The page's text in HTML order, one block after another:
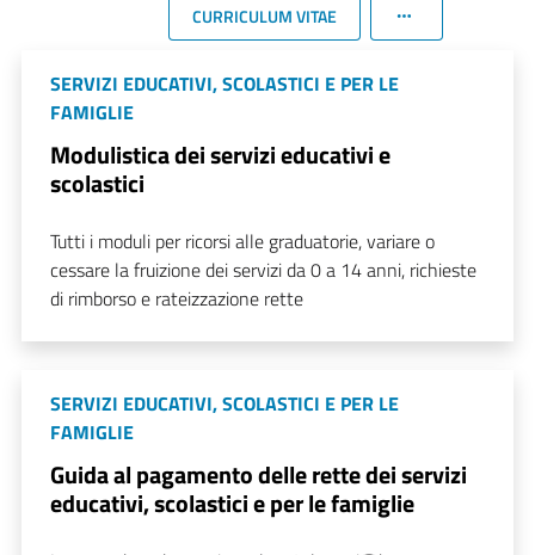
CURRICULUM VITAE
SERVIZI EDUCATIVI, SCOLASTICI E PER LE
FAMIGLIE
Modulistica dei servizi educativi e
scolastici
Tutti i moduli per ricorsi alle graduatorie, variare o
cessare la fruizione dei servizi da 0 a 14 anni, richieste
di rimborso e rateizzazione rette
SERVIZI EDUCATIVI, SCOLASTICI E PER LE
FAMIGLIE
Guida al pagamento delle rette dei servizi
educativi, scolastici e per le famiglie